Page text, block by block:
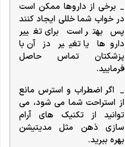
_ برخی از داروها ممکن است
در خواب شما خللی ایجاد کنند
پس بهتر است برای تغییر
داروها یا تغییر دز آن با
پزشکتان تماس حاصل
فرمایید.
_ اگر اضطراب و استرس مانع
از استراحت شما می شود، می
توانید از تکنیک های آرام
سازی ذهن مثل مدیتیشن
بهره ببرید.